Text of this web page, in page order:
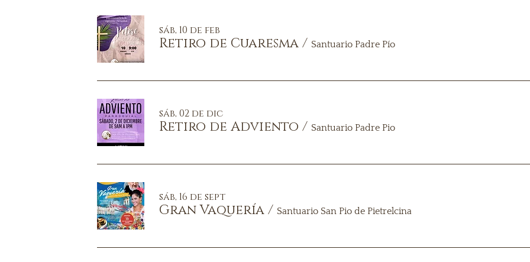
sáb, 10 de feb
Retiro de Cuaresma / Santuario Padre Pío
sáb, 02 de dic
Retiro de Adviento / Santuario Padre Pio
sáb, 16 de sept
Gran Vaquería / Santuario San Pio de Pietrelcina